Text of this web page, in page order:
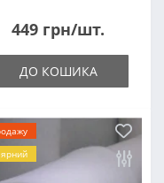
(1000x2000мм)
449 грн/шт.
ДО КОШИКА